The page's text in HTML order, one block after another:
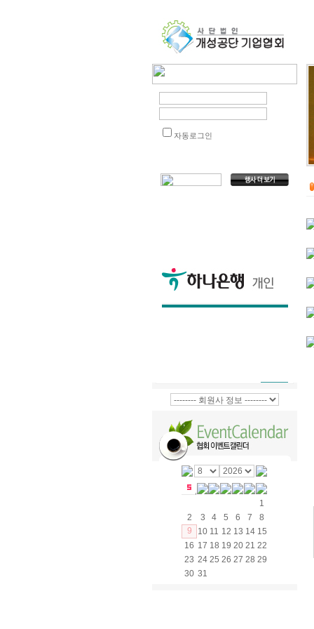
자동로그인
1
2
3 4 5 6 7
8
9
10 11 12 13 14 15
16 17 18 19 20 21 22
23 24 25 26 27 28 29
30 31